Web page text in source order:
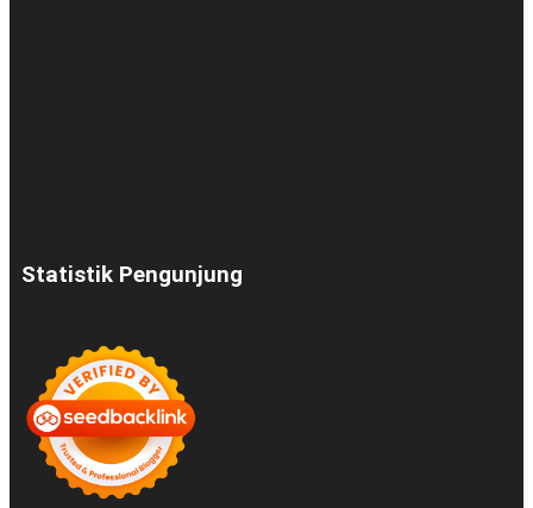
Statistik Pengunjung